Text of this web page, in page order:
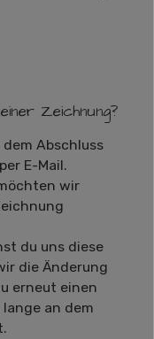
Zeichnung?
Abschluss
E-Mail.
wir
du uns diese
die Änderung
erneut einen
an dem